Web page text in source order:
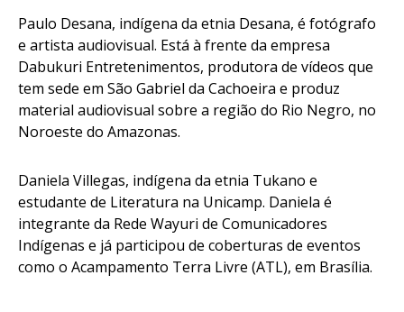
Paulo Desana, indígena da etnia Desana, é fotógrafo
e artista audiovisual. Está à frente da empresa
Dabukuri Entretenimentos, produtora de vídeos que
tem sede em São Gabriel da Cachoeira e produz
material audiovisual sobre a região do Rio Negro, no
Noroeste do Amazonas.
Daniela Villegas, indígena da etnia Tukano e
estudante de Literatura na Unicamp. Daniela é
integrante da Rede Wayuri de Comunicadores
Indígenas e já participou de coberturas de eventos
como o Acampamento Terra Livre (ATL), em Brasília.